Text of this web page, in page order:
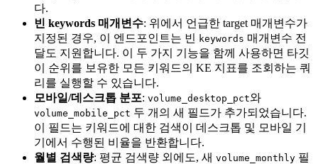
다.
빈 keywords 매개변수: 위에서 언급한 target 매개변수가
지정된 경우, 이 엔드포인트는 빈 keywords 매개변수 전
달도 지원합니다. 이 두 가지 기능을 함께 사용하면 타깃
이 순위를 보유한 모든 키워드의 KE 지표를 조회하는 쿼
리를 실행할 수 있습니다.
모바일/데스크톱 분포: volume_desktop_pct와
volume_mobile_pct 두 개의 새 필드가 추가되었습니다.
이 필드는 키워드에 대한 검색이 데스크톱 및 모바일 기
기에서 수행된 비율을 반환합니다.
월별 검색량: 평균 검색량 외에도, 새 volume_monthly 필